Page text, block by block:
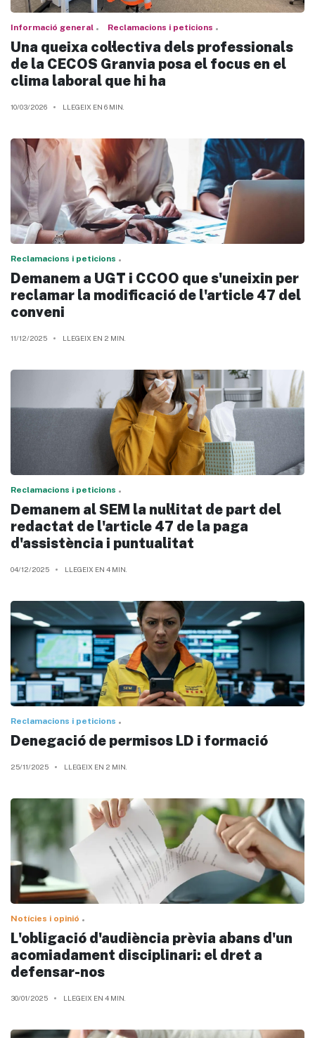
Informació general Reclamacions i peticions
Una queixa col·lectiva dels professionals
de la CECOS Granvia posa el focus en el
clima laboral que hi ha
10/03/2026 LLEGEIX EN 6 MIN.
Reclamacions i peticions
Demanem a UGT i CCOO que s'uneixin per
reclamar la modificació de l'article 47 del
conveni
11/12/2025 LLEGEIX EN 2 MIN.
Reclamacions i peticions
Demanem al SEM la nul·litat de part del
redactat de l'article 47 de la paga
d'assistència i puntualitat
04/12/2025 LLEGEIX EN 4 MIN.
Reclamacions i peticions
Denegació de permisos LD i formació
25/11/2025 LLEGEIX EN 2 MIN.
Notícies i opinió
L'obligació d'audiència prèvia abans d'un
acomiadament disciplinari: el dret a
defensar-nos
30/01/2025 LLEGEIX EN 4 MIN.